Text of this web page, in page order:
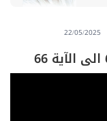
22/05/2025